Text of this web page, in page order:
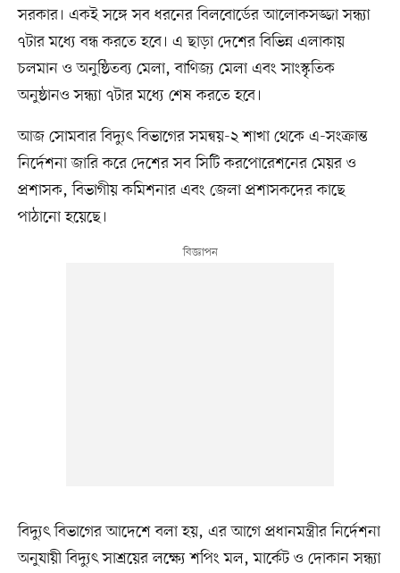
সরকার। একই সঙ্গে সব ধরনের বিলবোর্ডের আলোকসজ্জা সন্ধ্যা
৭টার মধ্যে বন্ধ করতে হবে। এ ছাড়া দেশের বিভিন্ন এলাকায়
চলমান ও অনুষ্ঠিতব্য মেলা, বাণিজ্য মেলা এবং সাংস্কৃতিক
অনুষ্ঠানও সন্ধ্যা ৭টার মধ্যে শেষ করতে হবে।
আজ সোমবার বিদ্যুৎ বিভাগের সমন্বয়-২ শাখা থেকে এ-সংক্রান্ত
নির্দেশনা জারি করে দেশের সব সিটি করপোরেশনের মেয়র ও
প্রশাসক, বিভাগীয় কমিশনার এবং জেলা প্রশাসকদের কাছে
পাঠানো হয়েছে।
বিদ্যুৎ বিভাগের আদেশে বলা হয়, এর আগে প্রধানমন্ত্রীর নির্দেশনা
অনুযায়ী বিদ্যুৎ সাশ্রয়ের লক্ষ্যে শপিং মল, মার্কেট ও দোকান সন্ধ্যা